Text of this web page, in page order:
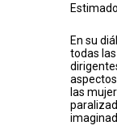
En su
todas
las